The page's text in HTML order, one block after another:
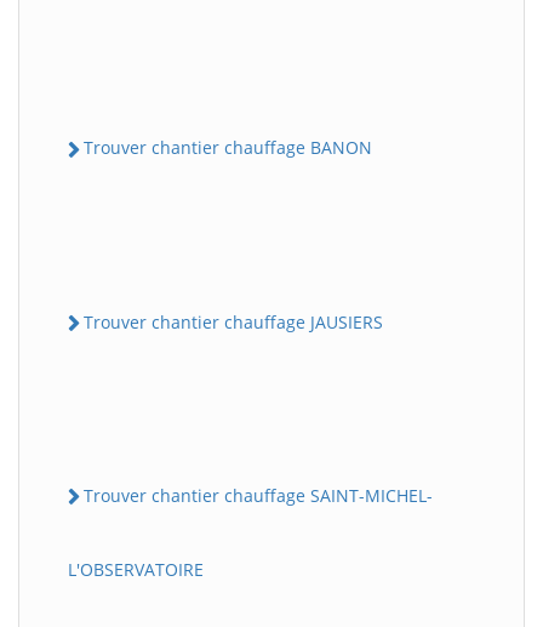
Trouver chantier chauffage BANON
Trouver chantier chauffage JAUSIERS
Trouver chantier chauffage SAINT-MICHEL-
L'OBSERVATOIRE